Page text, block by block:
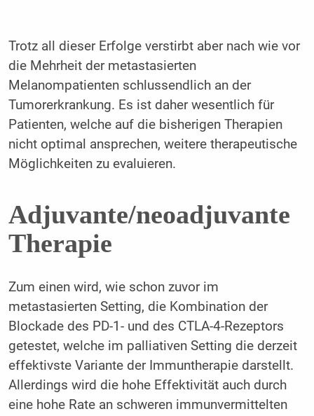
Trotz all dieser Erfolge verstirbt aber nach wie vor
die Mehrheit der metastasierten
Melanompatienten schlussendlich an der
Tumorerkrankung. Es ist daher wesentlich für
Patienten, welche auf die bisherigen Therapien
nicht optimal ansprechen, weitere therapeutische
Möglichkeiten zu evaluieren.
Adjuvante/neoadjuvante
Therapie
Zum einen wird, wie schon zuvor im
metastasierten Setting, die Kombination der
Blockade des PD-1- und des CTLA-4-Rezeptors
getestet, welche im palliativen Setting die derzeit
effektivste Variante der Immuntherapie darstellt.
Allerdings wird die hohe Effektivität auch durch
eine hohe Rate an schweren immunvermittelten